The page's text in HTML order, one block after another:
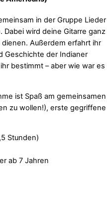
in der Gruppe Lieder
Dabei wird deine Gitarre ganz
Außerdem erfahrt ihr
Geschichte der Indianer
bestimmt – aber wie war es
ist Spaß am gemeinsamen
zu wollen!), erste gegriffene
Stunden)
ab 7 Jahren